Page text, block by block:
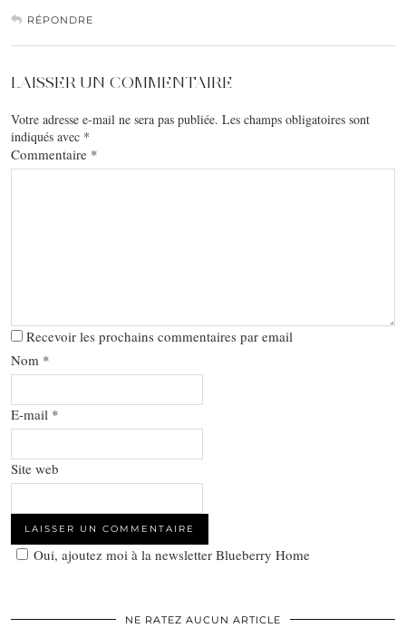
RÉPONDRE
LAISSER UN COMMENTAIRE
Votre adresse e-mail ne sera pas publiée. Les champs obligatoires sont
indiqués avec *
Commentaire *
Recevoir les prochains commentaires par email
Nom *
E-mail *
Site web
Oui, ajoutez moi à la newsletter Blueberry Home
NE RATEZ AUCUN ARTICLE